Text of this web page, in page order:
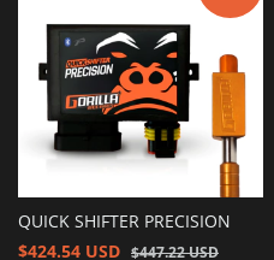
QUICK SHIFTER PRECISION
$424.54 USD $447.22 USD